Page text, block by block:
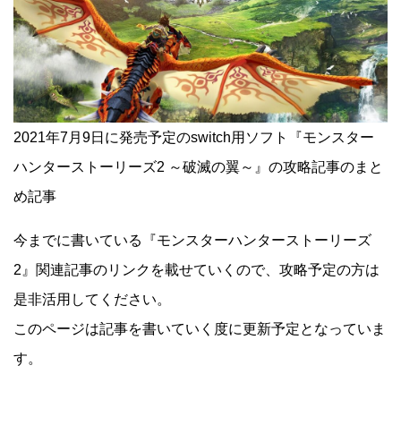
2021年7月9日に発売予定のswitch用ソフト『モンスター
ハンターストーリーズ2 ～破滅の翼～』の攻略記事のまと
め記事
今までに書いている『モンスターハンターストーリーズ
2』関連記事のリンクを載せていくので、攻略予定の方は
是非活用してください。
このページは記事を書いていく度に更新予定となっていま
す。